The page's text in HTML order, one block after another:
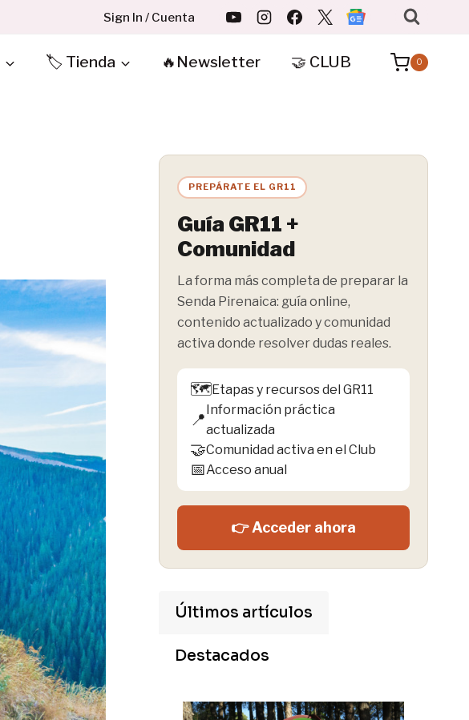
Sign In / Cuenta
🏷️ Tienda 🔥Newsletter 🤝 CLUB 0
PREPÁRATE EL GR11
Guía GR11 +
Comunidad
La forma más completa de preparar la
Senda Pirenaica: guía online,
contenido actualizado y comunidad
activa donde resolver dudas reales.
🗺️Etapas y recursos del GR11
📍
Información práctica
actualizada
🤝Comunidad activa en el Club
📅Acceso anual
👉 Acceder ahora
Últimos artículos
Destacados